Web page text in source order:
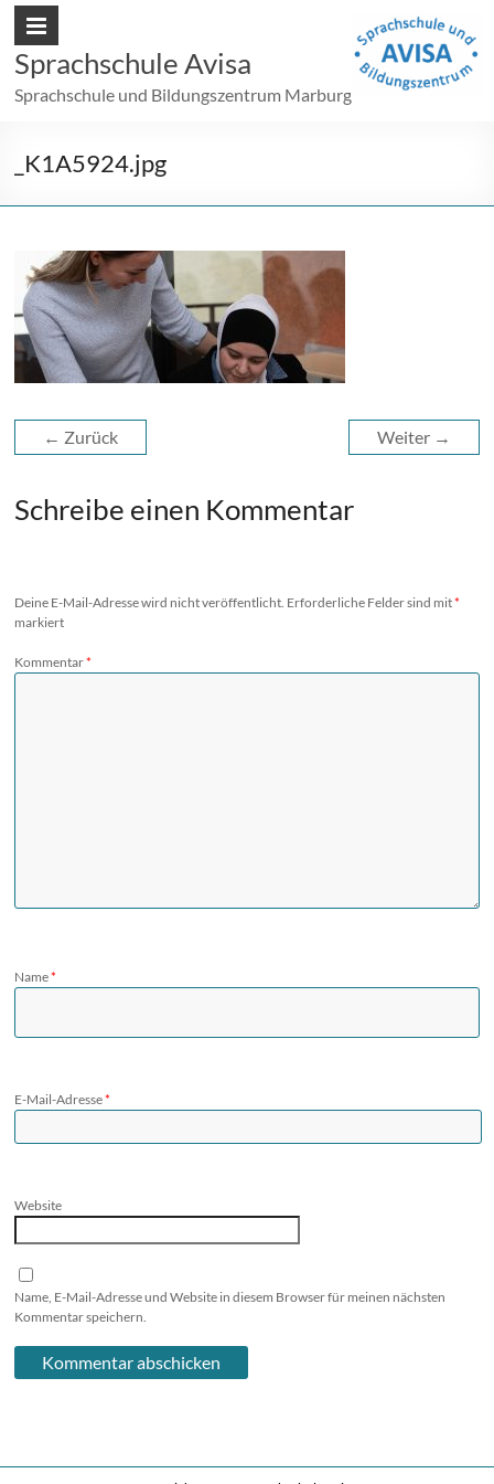
Sprachschule Avisa
Sprachschule und Bildungszentrum Marburg
_K1A5924.jpg
← Zurück Weiter →
Schreibe einen Kommentar
Deine E-Mail-Adresse wird nicht veröffentlicht. Erforderliche Felder sind mit*
markiert
Kommentar*
Name*
E-Mail-Adresse*
Website
Name, E-Mail-Adresse und Website in diesem Browser für meinen nächsten
Kommentar speichern.